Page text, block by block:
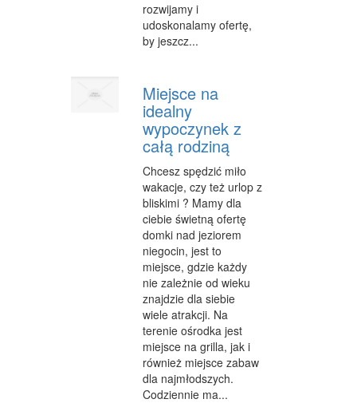
FABRYKACJA
INFORMATYCZNE
FOTOGRAFIA
ADWOKACI, PORADY PRAWNE
SPRZĄTANIE, PORZĄDKOWANIE
SERWIS
OPIEKA
INNE USŁUGI
NOCLEGI
HOTELE I NOCLEGI
PODRÓŻE
WYPOCZYNEK
rozwijamy i
udoskonalamy ofertę,
by jeszcz...
Miejsce na
idealny
wypoczynek z
całą rodziną
Chcesz spędzić miło
wakacje, czy też urlop z
bliskimi ? Mamy dla
ciebie świetną ofertę
domki nad jeziorem
niegocin, jest to
miejsce, gdzie każdy
nie zależnie od wieku
znajdzie dla siebie
wiele atrakcji. Na
terenie ośrodka jest
miejsce na grilla, jak i
również miejsce zabaw
dla najmłodszych.
Codziennie ma...